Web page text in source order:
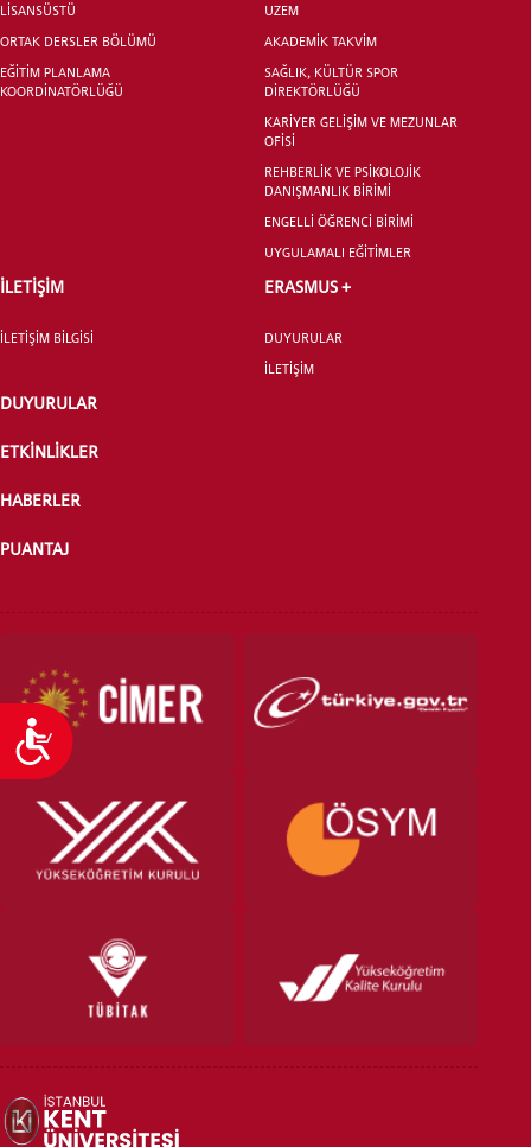
Ulaşılabilirlik
LİSANSÜSTÜ EĞİTİM ENSTİTÜSÜ
LİSANSÜSTÜ
ORTAK DERSLER BÖLÜMÜ
EĞİTİM PLANLAMA
KOORDİNATÖRLÜĞÜ
UZEM
AKADEMİK TAKVİM
SAĞLIK, KÜLTÜR SPOR
DİREKTÖRLÜĞÜ
KARİYER GELİŞİM VE MEZUNLAR
OFİSİ
REHBERLİK VE PSİKOLOJİK
DANIŞMANLIK BİRİMİ
ENGELLİ ÖĞRENCİ BİRİMİ
UYGULAMALI EĞİTİMLER
İLETİŞİM
İLETİŞİM BİLGİSİ
ERASMUS +
DUYURULAR
İLETİŞİM
DUYURULAR
ETKİNLİKLER
HABERLER
PUANTAJ